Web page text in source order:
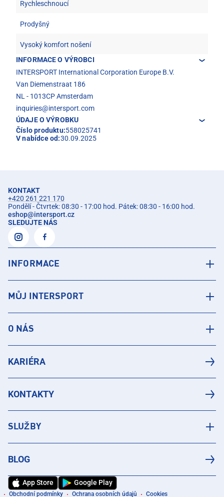
Rychleschnoucí
Prodyšný
Vysoký komfort nošení
INFORMACE O VÝROBCI
INTERSPORT International Corporation Europe B.V.
Van Diemenstraat 186
NL - 1013CP Amsterdam
inquiries@intersport.com
ÚDAJE O VÝROBKU
Číslo produktu:558025741
V nabídce od:30.09.2025
KONTAKT
+420 261 221 170
Pondělí - Čtvrtek: 08:30 - 17:00 hod. Pátek: 08:30 - 16:00 hod.
eshop@intersport.cz
SLEDUJTE NÁS
INFORMACE
MŮJ INTERSPORT
O NÁS
KARIÉRA
KONTAKTY
SLUŽBY
BLOG
App Store Google Play
Obchodní podmínky Ochrana osobních údajů Cookies